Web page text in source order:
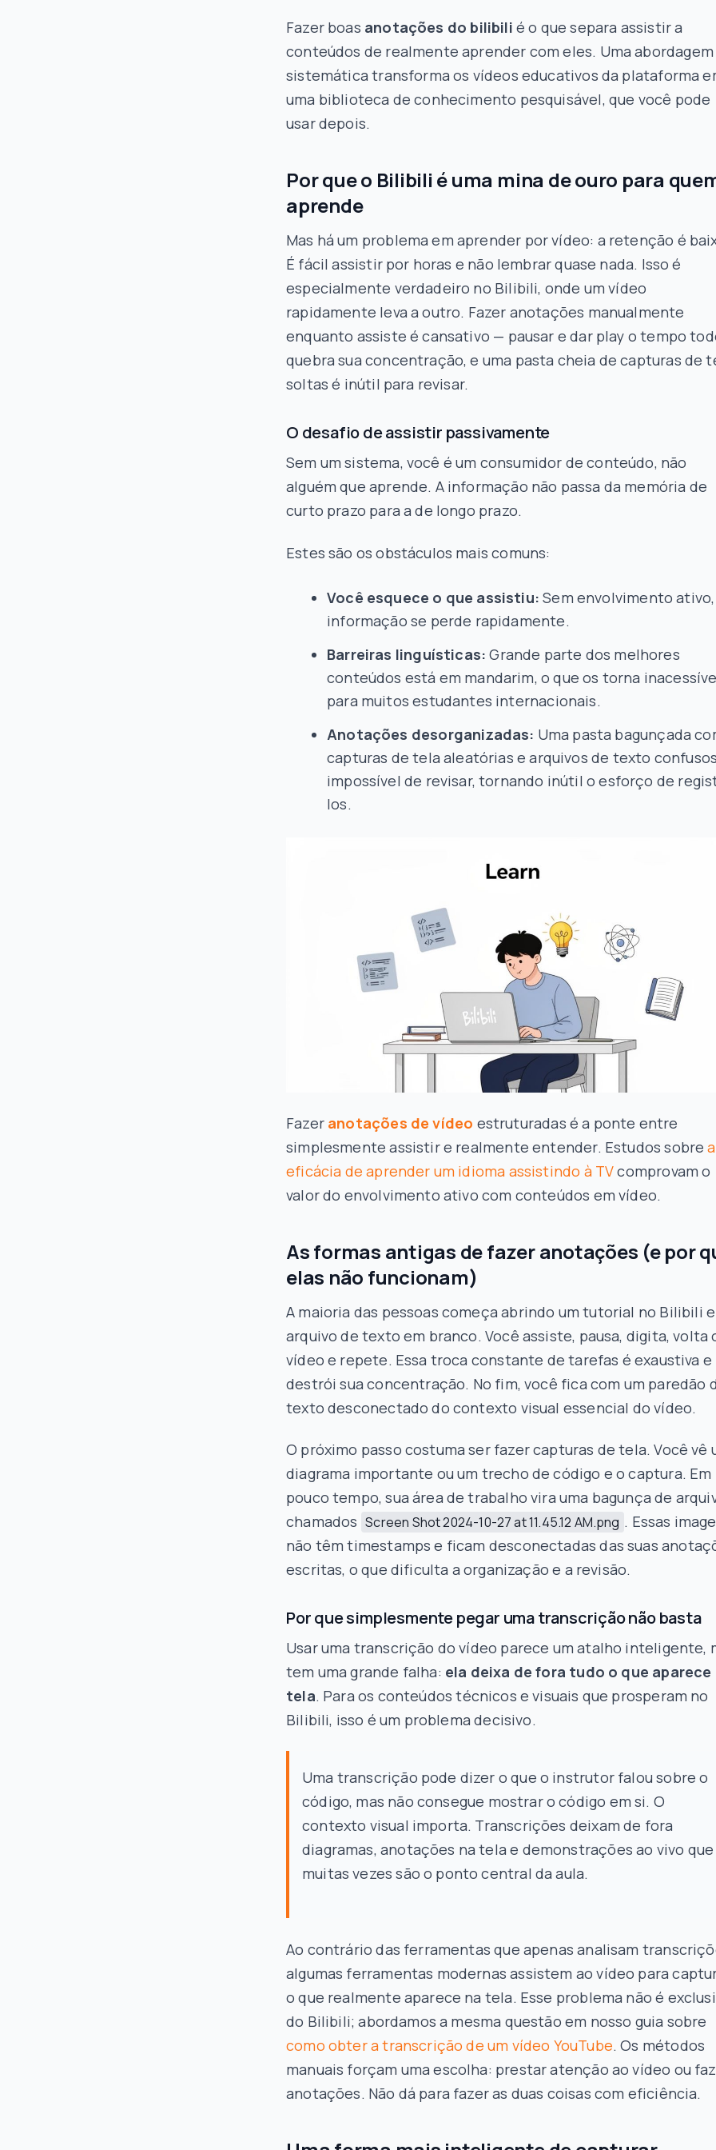
Fazer boas anotações do bilibili é o que separa assistir a
conteúdos de realmente aprender com eles. Uma abordagem
sistemática transforma os vídeos educativos da plataforma
uma biblioteca de conhecimento pesquisável, que você pode
usar depois.
Por que o Bilibili é uma mina de ouro para
aprende
Mas há um problema em aprender por vídeo: a retenção é
É fácil assistir por horas e não lembrar quase nada. Isso é
especialmente verdadeiro no Bilibili, onde um vídeo
rapidamente leva a outro. Fazer anotações manualmente
enquanto assiste é cansativo — pausar e dar play o tempo
quebra sua concentração, e uma pasta cheia de capturas de
soltas é inútil para revisar.
O desafio de assistir passivamente
Sem um sistema, você é um consumidor de conteúdo, não
alguém que aprende. A informação não passa da memória de
curto prazo para a de longo prazo.
Estes são os obstáculos mais comuns:
Você esquece o que assistiu: Sem envolvimento ativo,
informação se perde rapidamente.
Barreiras linguísticas: Grande parte dos melhores
conteúdos está em mandarim, o que os torna
para muitos estudantes internacionais.
Anotações desorganizadas: Uma pasta bagunçada
capturas de tela aleatórias e arquivos de texto
impossível de revisar, tornando inútil o esforço de
los.
Fazer anotações de vídeo estruturadas é a ponte entre
simplesmente assistir e realmente entender. Estudos sobrea
eficácia de aprender um idioma assistindo à TVcomprovam o
valor do envolvimento ativo com conteúdos em vídeo.
As formas antigas de fazer anotações (e por
elas não funcionam)
A maioria das pessoas começa abrindo um tutorial no Bilibili
arquivo de texto em branco. Você assiste, pausa, digita, volta
vídeo e repete. Essa troca constante de tarefas é exaustiva e
destrói sua concentração. No fim, você fica com um paredão
texto desconectado do contexto visual essencial do vídeo.
O próximo passo costuma ser fazer capturas de tela. Você vê
diagrama importante ou um trecho de código e o captura. Em
pouco tempo, sua área de trabalho vira uma bagunça de
chamados Screen Shot 2024-10-27 at 11.45.12 AM.png . Essas
não têm timestamps e ficam desconectadas das suas
escritas, o que dificulta a organização e a revisão.
Por que simplesmente pegar uma transcrição não basta
Usar uma transcrição do vídeo parece um atalho inteligente,
tem uma grande falha: ela deixa de fora tudo o que aparece
tela. Para os conteúdos técnicos e visuais que prosperam no
Bilibili, isso é um problema decisivo.
Uma transcrição pode dizer o que o instrutor falou sobre o
código, mas não consegue mostraro código em si. O
contexto visual importa. Transcrições deixam de fora
diagramas, anotações na tela e demonstrações ao vivo que
muitas vezes são o ponto central da aula.
Ao contrário das ferramentas que apenas analisam
algumas ferramentas modernas assistem ao vídeo para
o que realmente aparece na tela. Esse problema não é
do Bilibili; abordamos a mesma questão em nosso guia sobre
como obter a transcrição de um vídeo YouTube. Os métodos
manuais forçam uma escolha: prestar atenção ao vídeo ou
anotações. Não dá para fazer as duas coisas com eficiência.